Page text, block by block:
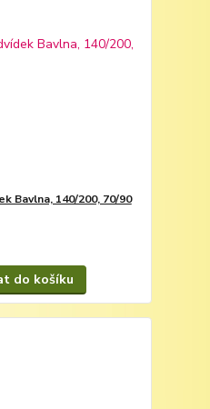
Bavlna, 140/200, 70/90
do košíku